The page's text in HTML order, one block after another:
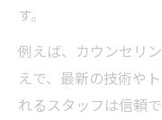
す。
例えば、カウンセリ
えで、最新の技術や
れるスタッフは信頼